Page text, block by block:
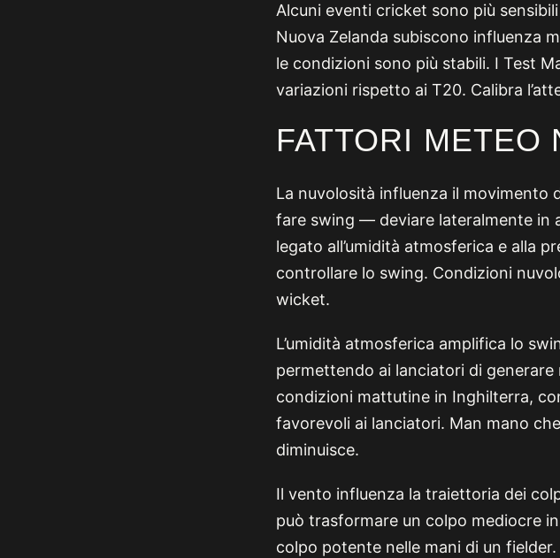
Alcuni eventi cricket sono più
Nuova Zelanda subiscono influenza
le condizioni sono più stabili. I Test
variazioni rispetto ai T20. Calibra
FATTORI METEO
La nuvolosità influenza il movimento
fare swing — deviare lateralmente in
legato all’umidità atmosferica e alla
controllare lo swing. Condizioni
wicket.
L’umidità atmosferica amplifica lo
permettendo ai lanciatori di
condizioni mattutine in Inghilterra,
favorevoli ai lanciatori. Man mano
diminuisce.
Il vento influenza la traiettoria dei
può trasformare un colpo mediocre
colpo potente nelle mani di un